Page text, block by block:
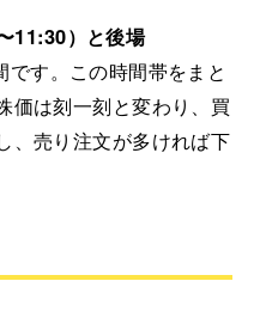
11:30）と後場
です。この時間帯をまと
価は刻一刻と変わり、買
、売り注文が多ければ下